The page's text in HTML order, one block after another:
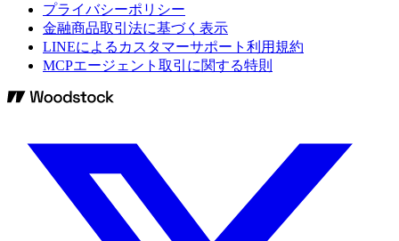
プライバシーポリシー
金融商品取引法に基づく表示
LINEによるカスタマーサポート利用規約
MCPエージェント取引に関する特則